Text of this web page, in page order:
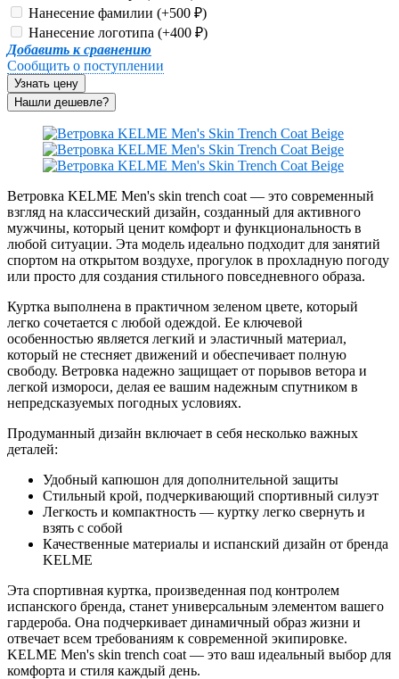
Нанесение фамилии (+500 ₽)
Нанесение логотипа (+400 ₽)
Добавить к сравнению
Сообщить о поступлении
Узнать цену
Ветровка KELME Men's skin trench coat — это современный
взгляд на классический дизайн, созданный для активного
мужчины, который ценит комфорт и функциональность в
любой ситуации. Эта модель идеально подходит для занятий
спортом на открытом воздухе, прогулок в прохладную погоду
или просто для создания стильного повседневного образа.
Куртка выполнена в практичном зеленом цвете, который
легко сочетается с любой одеждой. Ее ключевой
особенностью является легкий и эластичный материал,
который не стесняет движений и обеспечивает полную
свободу. Ветровка надежно защищает от порывов ветора и
легкой измороси, делая ее вашим надежным спутником в
непредсказуемых погодных условиях.
Продуманный дизайн включает в себя несколько важных
деталей:
Удобный капюшон для дополнительной защиты
Стильный крой, подчеркивающий спортивный силуэт
Легкость и компактность — куртку легко свернуть и
взять с собой
Качественные материалы и испанский дизайн от бренда
KELME
Эта спортивная куртка, произведенная под контролем
испанского бренда, станет универсальным элементом вашего
гардероба. Она подчеркивает динамичный образ жизни и
отвечает всем требованиям к современной экипировке.
KELME Men's skin trench coat — это ваш идеальный выбор для
комфорта и стиля каждый день.